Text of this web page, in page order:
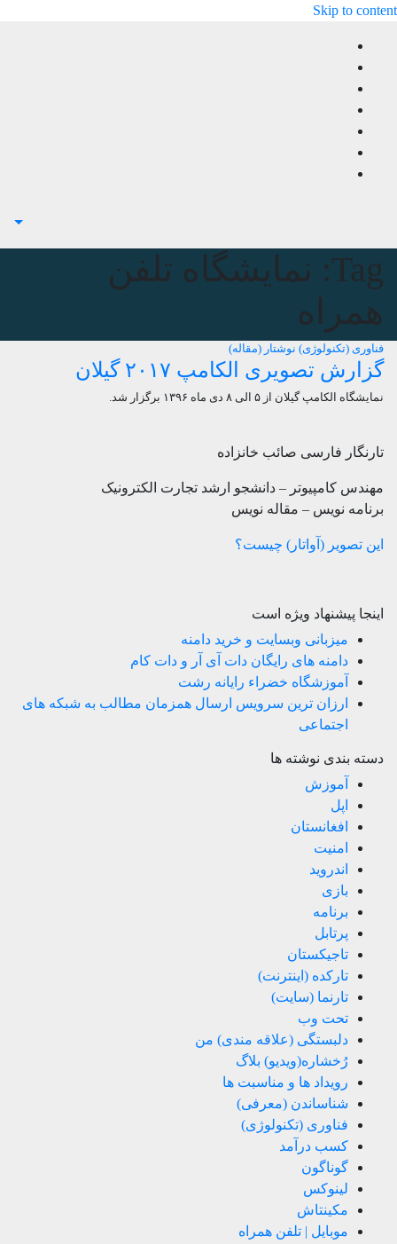
Skip to content
Tag: نمایشگاه تلفن
همراه
فناوری (تکنولوژی) نوشتار (مقاله)
گزارش تصویری الکامپ ۲۰۱۷ گیلان
نمایشگاه الکامپ گیلان از ۵ الی ۸ دی ماه ۱۳۹۶ برگزار شد.
تارنگار فارسی صائب خانزاده
مهندس کامپیوتر – دانشجو ارشد تجارت الکترونیک
برنامه نویس – مقاله نویس
این تصویر (آواتار) چیست؟
اینجا پیشنهاد ویژه است
میزبانی وبسایت و خرید دامنه
دامنه های رایگان دات آی آر و دات کام
آموزشگاه خضراء رایانه رشت
ارزان ترین سرویس ارسال همزمان مطالب به شبکه های
اجتماعی
دسته بندی نوشته ها
آموزش
اپل
افغانستان
امنیت
اندروید
بازی
برنامه
پرتابل
تاجیکستان
تارکده (اینترنت)
تارنما (سایت)
تحت وب
دلبستگی (علاقه مندی) من
رُخشاره(ویدیو) بلاگ
رویداد ها و مناسبت ها
شناساندن (معرفی)
فناوری (تکنولوژی)
کسب درآمد
گوناگون
لینوکس
مکینتاش
موبایل | تلفن همراه